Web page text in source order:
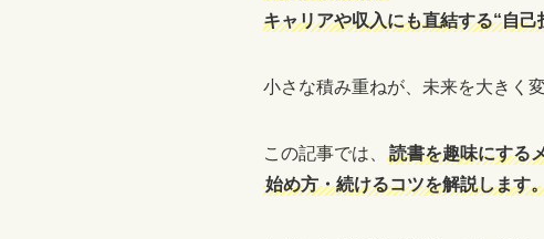
キャリアや収入にも直結する“自己
小さな積み重ねが、未来を大きく変
この記事では、
読書を趣味にする
始め方・続けるコツを解説します